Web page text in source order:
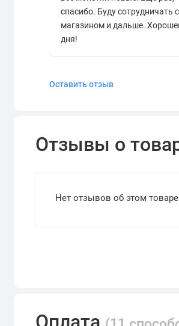
спасибо. Буду сотрудничать с
магазином и дальше.
дня!
Оставить отзыв
Отзывы о
Нет отзывов об этом